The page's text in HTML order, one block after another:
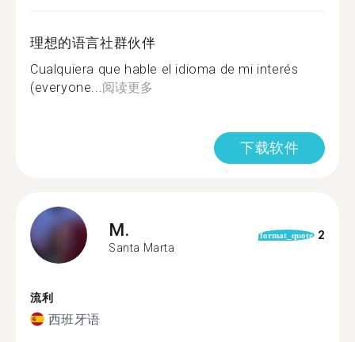
理想的语言社群伙伴
Cualquiera que hable el idioma de mi interés
(everyone...阅读更多
下载软件
M.
Santa Marta
format_quote 2
流利
西班牙语